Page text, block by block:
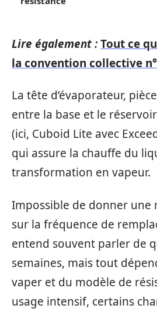
Lire également :Tout ce
la convention collective n°
La tête d’évaporateur,
entre la base et le
(ici, Cuboid Lite avec
qui assure la chauffe du
transformation en vapeur.
Impossible de donner une
sur la fréquence de
entend souvent parler de
semaines, mais tout
vaper et du modèle de
usage intensif, certains